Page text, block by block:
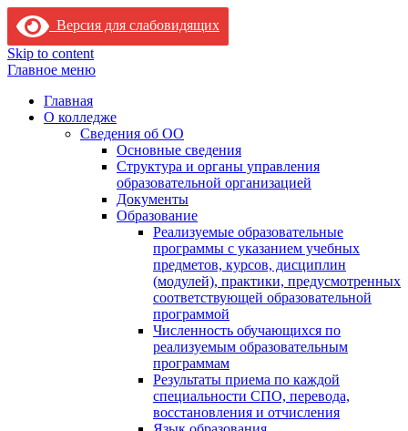
Версия для слабовидящих
Skip to content
Главное меню
Главная
О колледже
Сведения об ОО
Основные сведения
Структура и органы управления
образовательной организацией
Документы
Образование
Реализуемые образовательные
программы с указанием учебных
предметов, курсов, дисциплин
(модулей), практики, предусмотренных
соответствующей образовательной
программой
Численность обучающихся по
реализуемым образовательным
программам
Результаты приема по каждой
специальности СПО, перевода,
восстановления и отчисления